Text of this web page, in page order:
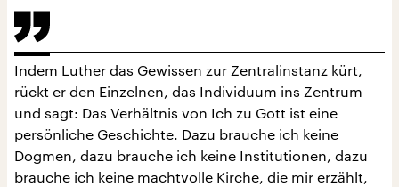
Indem Luther das Gewissen zur Zentralinstanz kürt,
rückt er den Einzelnen, das Individuum ins Zentrum
und sagt: Das Verhältnis von Ich zu Gott ist eine
persönliche Geschichte. Dazu brauche ich keine
Dogmen, dazu brauche ich keine Institutionen, dazu
brauche ich keine machtvolle Kirche, die mir erzählt,